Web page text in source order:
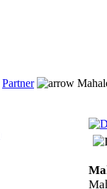
Partner